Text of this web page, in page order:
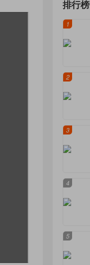
排行榜
1
2
3
4
5